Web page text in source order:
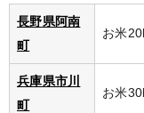
長野県阿南
町
お米
兵庫県市川
町
お米